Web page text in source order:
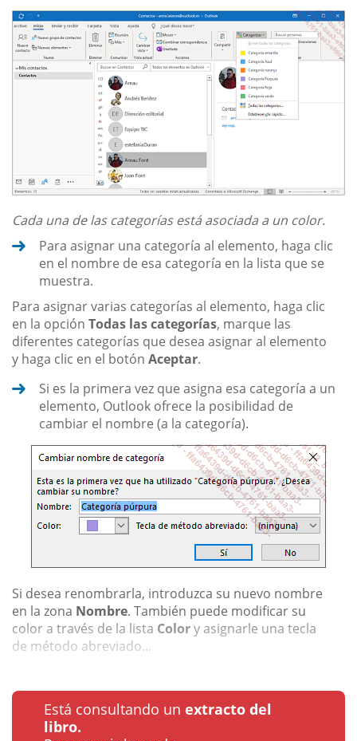
Cada una de las categorías está asociada a un color.
Para asignar una categoría al elemento, haga clic
en el nombre de esa categoría en la lista que se
muestra.
Para asignar varias categorías al elemento, haga clic
en la opción Todas las categorías, marque las
diferentes categorías que desea asignar al elemento
y haga clic en el botón Aceptar.
Si es la primera vez que asigna esa categoría a un
elemento, Outlook ofrece la posibilidad de
cambiar el nombre (a la categoría).
Si desea renombrarla, introduzca su nuevo nombre
en la zona Nombre. También puede modificar su
color a través de la lista Colory asignarle una tecla
de método abreviado...
Está consultando un extracto del
libro.